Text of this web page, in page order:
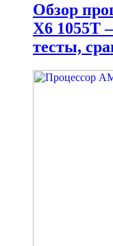
Обзор
X6 1055T
тесты,